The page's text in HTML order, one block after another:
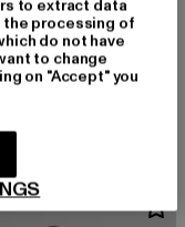
to extract data
the processing of
do not have
to change
on "Accept" you